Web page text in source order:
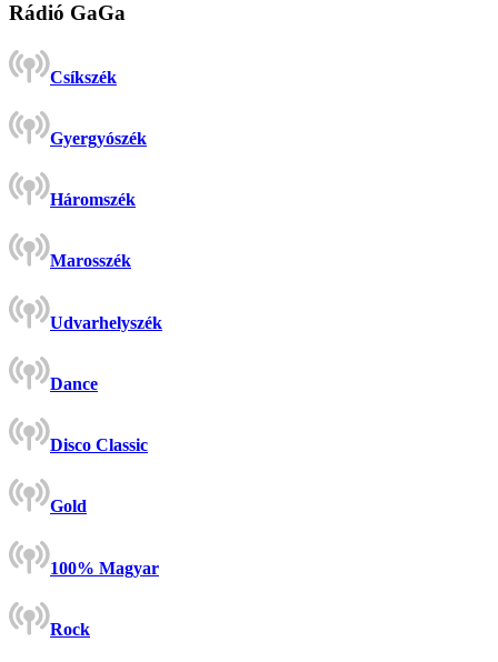
Rádió GaGa
Csíkszék
Gyergyószék
Háromszék
Marosszék
Udvarhelyszék
Dance
Disco Classic
Gold
100% Magyar
Rock